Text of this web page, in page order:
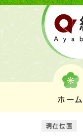
ホーム
現在位置